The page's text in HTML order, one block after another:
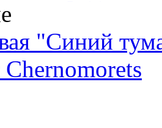
"Синий